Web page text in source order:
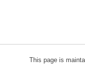
This page is